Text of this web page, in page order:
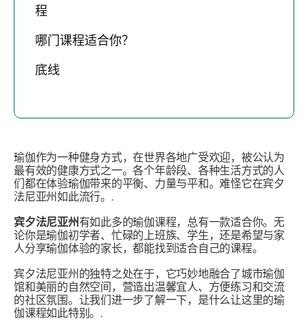
程
哪门课程适合你？
底线
瑜伽作为一种健身方式，在世界各地广受欢迎，被公认为
最有效的健康方式之一。各个年龄段、各种生活方式的人
们都在体验瑜伽带来的平衡、力量与平和。难怪它在宾夕
法尼亚州如此流行。.
宾夕法尼亚州有如此多的瑜伽课程，总有一款适合你。无
论你是瑜伽初学者、忙碌的上班族、学生，还是希望与家
人分享瑜伽体验的家长，都能找到适合自己的课程。
宾夕法尼亚州的独特之处在于，它巧妙地融合了城市瑜伽
馆和美丽的自然空间，营造出温馨宜人、方便练习和交流
的社区氛围。让我们进一步了解一下，是什么让这里的瑜
伽课程如此特别。.